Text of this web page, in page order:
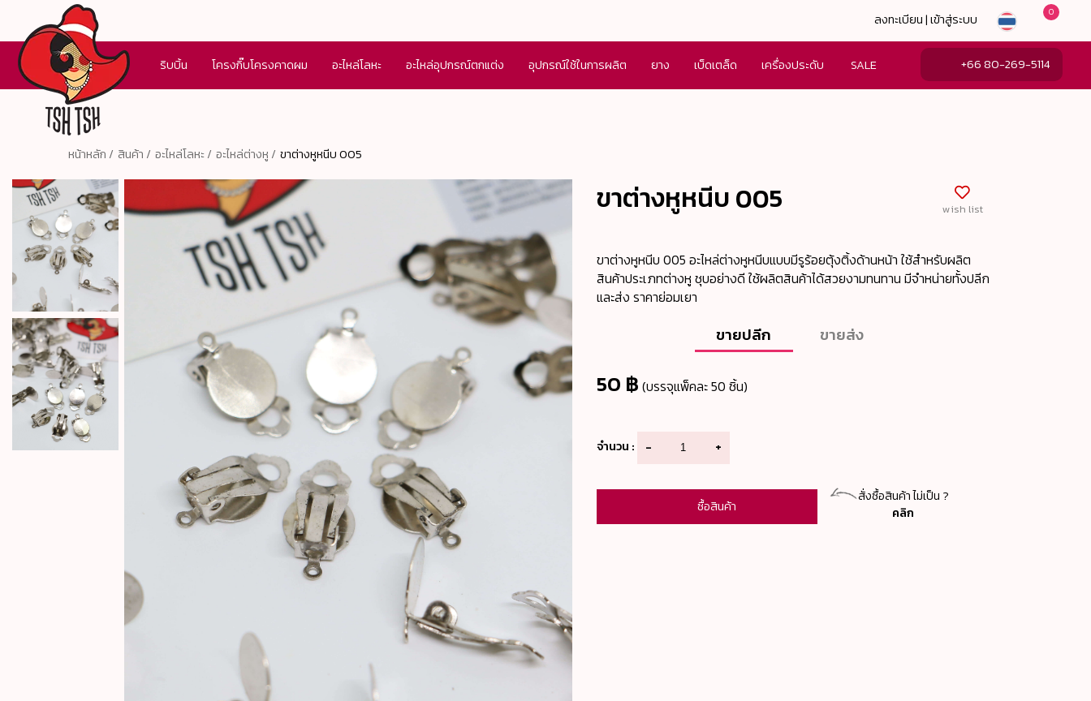
ลงทะเบียน | เข้าสู่ระบบ 0
ริบบิ้น โครงกิ๊บโครงคาดผม อะไหล่โลหะ อะไหล่อุปกรณ์ตกแต่ง อุปกรณ์ใช้ในการผลิต ยาง เบ็ดเตล็ด เครื่องประดับ SALE +66 80-269-5114
หน้าหลัก / สินค้า / อะไหล่โลหะ / อะไหล่ต่างหู / ขาต่างหูหนีบ 005
ขาต่างหูหนีบ 005 wish list
ขาต่างหูหนีบ 005 อะไหล่ต่างหูหนีบแบบมีรูร้อยตุ้งติ้งด้านหน้า ใช้สำหรับผลิต
สินค้าประเภทต่างหู ชุบอย่างดี ใช้ผลิตสินค้าได้สวยงามทนทาน มีจำหน่ายทั้งปลีก
และส่ง ราคาย่อมเยา
ขายปลีก ขายส่ง
50 ฿ (บรรจุแพ็คละ 50 ชิ้น)
จำนวน : - +
ซื้อสินค้า
สั่งซื้อสินค้า ไม่เป็น ?
คลิก